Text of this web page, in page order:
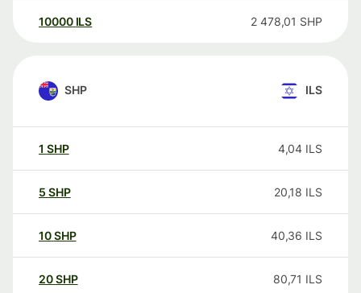
10000 ILS 2 478,01 SHP
SHP ILS
1 SHP 4,04 ILS
5 SHP 20,18 ILS
10SHP 40,36 ILS
20SHP 80,71 ILS